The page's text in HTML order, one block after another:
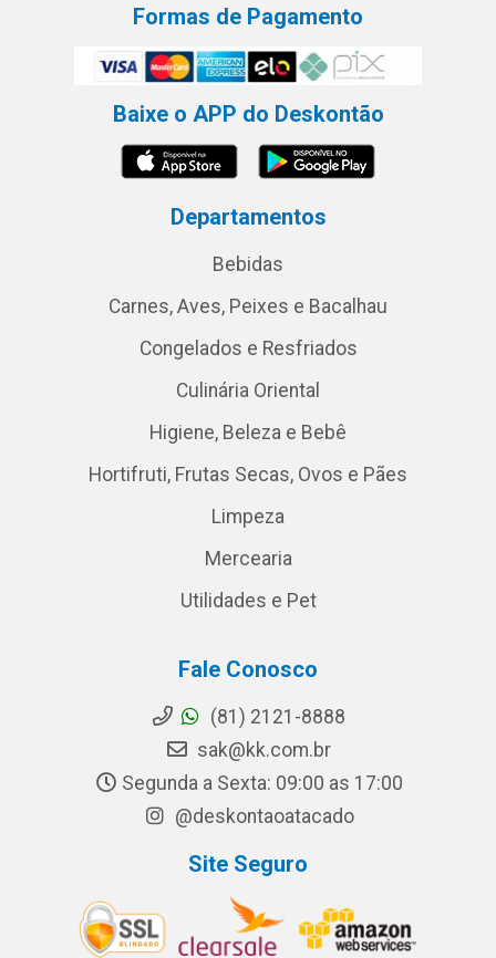
Formas de Pagamento
Baixe o APP do Deskontão
Departamentos
Bebidas
Carnes, Aves, Peixes e Bacalhau
Congelados e Resfriados
Culinária Oriental
Higiene, Beleza e Bebê
Hortifruti, Frutas Secas, Ovos e Pães
Limpeza
Mercearia
Utilidades e Pet
Fale Conosco
(81) 2121-8888
sak@kk.com.br
Segunda a Sexta: 09:00 as 17:00
@deskontaoatacado
Site Seguro